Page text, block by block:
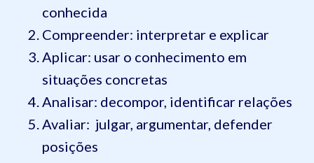
conhecida
Compreender: interpretar e explicar
Aplicar: usar o conhecimento em
situações concretas
Analisar: decompor, identificar relações
Avaliar: julgar, argumentar, defender
posições